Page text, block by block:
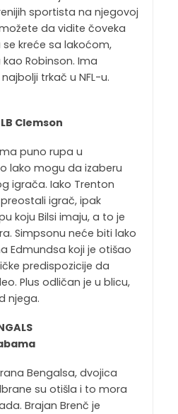
sportista na njegovoj
da vidite čoveka
se kreće sa lakoćom,
Robinson. Ima
trkač u NFL-u.
Clemson
puno rupa u
lako mogu da izaberu
igrača. Iako Trenton
igrač, ipak
koju Bilsi imaju, a to je
Simpsonu neće biti lako
Edmundsa koji je otišao
predispozicije da
Plus odličan je u blicu,
njega.
Bengalsa, dvojica
su otišla i to mora
Brajan Brenč je